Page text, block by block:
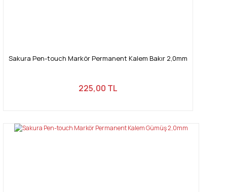
Sakura Pen-touch Markör Permanent Kalem Bakır 2,0mm
225,00 TL